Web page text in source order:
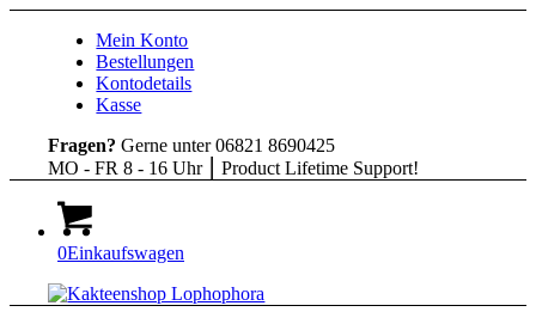
Mein Konto
Bestellungen
Kontodetails
Kasse
Fragen? Gerne unter 06821 8690425
MO - FR 8 - 16 Uhr ⎮ Product Lifetime Support!
0Einkaufswagen